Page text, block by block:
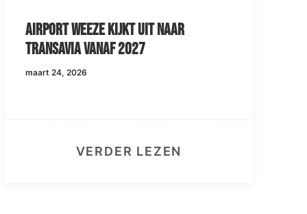
Airport Weeze kijkt uit naar
Transavia vanaf 2027
maart 24, 2026
VERDER LEZEN